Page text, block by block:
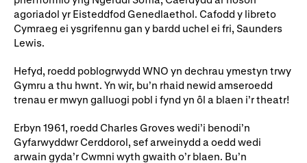
Phrifysgolion
Lles gyda WNO
Cefnogwch ni
Digwyddiadau i aelodau Cefnogwyr WNO
agoriadol yr Eisteddfod Genedlaethol. Cafodd y libreto
Cymraeg ei ysgrifennu gan y bardd uchel ei fri, Saunders
Lewis.
Hefyd, roedd poblogrwydd WNO yn dechrau ymestyn trwy
Gymru a thu hwnt. Yn wir, bu’n rhaid newid amseroedd
trenau er mwyn galluogi pobl i fynd yn ôl a blaen i’r theatr!
Erbyn 1961, roedd Charles Groves wedi’i benodi’n
Gyfarwyddwr Cerddorol, sef arweinydd a oedd wedi
arwain gyda’r Cwmni wyth gwaith o’r blaen. Bu’n